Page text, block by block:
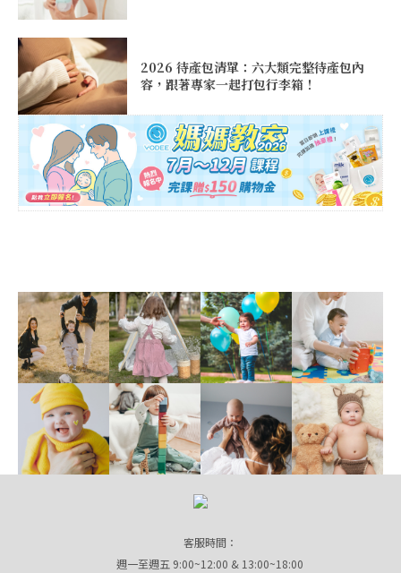
2026 待產包清單：六大類完整待產包內
容，跟著專家一起打包行李箱！
客服時間：
週一至週五 9:00~12:00 & 13:00~18:00